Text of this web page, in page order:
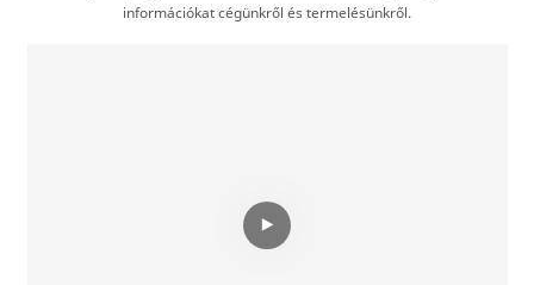
információkat cégünkről és termelésünkről.